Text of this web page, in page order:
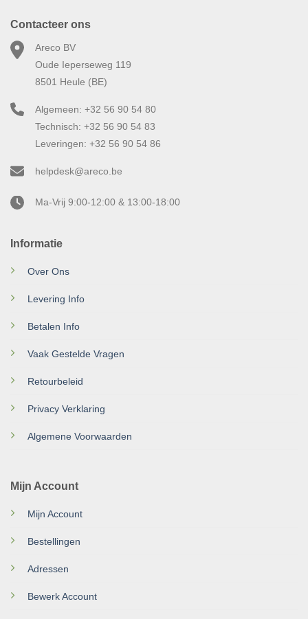
Informatie
Over Ons
Levering Info
Betalen Info
Vaak Gestelde Vragen
Retourbeleid
Privacy Verklaring
Algemene Voorwaarden
Mijn Account
Mijn Account
Bestellingen
Adressen
Bewerk Account
Contacteer ons
Areco BV
Oude Ieperseweg 119
8501 Heule (BE)
Algemeen: +32 56 90 54 80
Technisch: +32 56 90 54 83
Leveringen: +32 56 90 54 86
helpdesk@areco.be
Ma-Vrij 9:00-12:00 & 13:00-18:00